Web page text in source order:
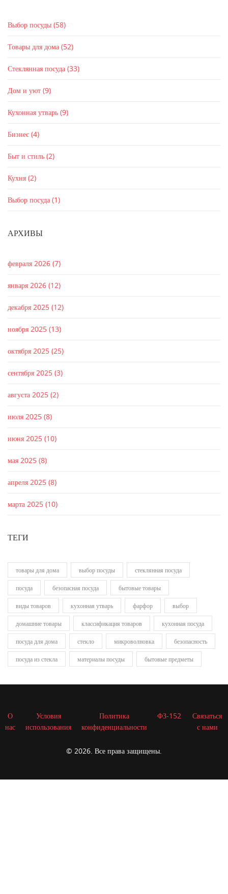
Выбор посуды (58)
Товары для дома (52)
Стеклянная посуда (33)
Дом и уют (9)
Кухонная утварь (9)
Бизнес (4)
Быт и стиль (2)
Кухня (2)
Выбор посуда (1)
АРХИВЫ
февраля 2026 (7)
января 2026 (12)
декабря 2025 (12)
ноября 2025 (13)
октября 2025 (25)
сентября 2025 (3)
августа 2025 (2)
июля 2025 (8)
июня 2025 (10)
мая 2025 (8)
апреля 2025 (8)
марта 2025 (10)
ТЕГИ
товары для дома выбор посуды стеклянная посуда
посуда безопасная посуда бытовые товары
виды товаров кухонная утварь фарфор выбор
домашние товары классификация товаров кухонная посуда
посуда для дома стекло микроволновка безопасность
посуда из стекла материалы посуды бытовые предметы
О
нас
Условия
использования
Политика
конфиденциальности
ФЗ-152
Связаться
с нами
© 2026. Все права защищены.